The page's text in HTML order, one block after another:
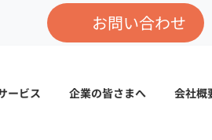
お問い合わせ
ービス 企業の皆さまへ 会社概